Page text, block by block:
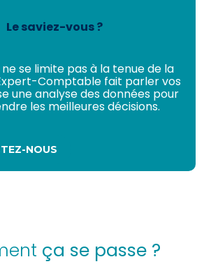
Le saviez-vous ?
se limite pas à la tenue de la
Comptable fait parler vos
une analyse des données pour
les meilleures décisions.
NOUS
ça se passe ?